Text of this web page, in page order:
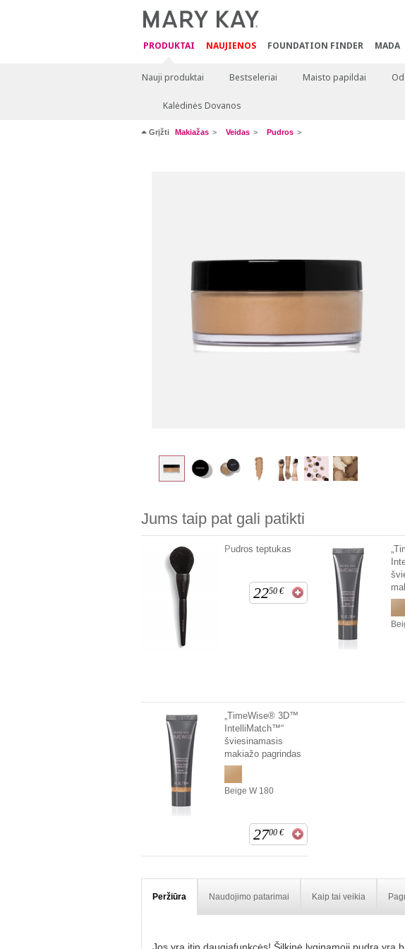
PRODUKTAI NAUJIENOS FOUNDATION FINDER MADA
Nauji produktai Bestseleriai Maisto papildai
Kalėdinės Dovanos
Grįžti Makiažas Veidas Pudros
Jums taip pat gali patikti
Pudros teptukas
2250 €
„TimeWise® 3D™
IntelliMatch™“
šviesinamasis
makiažo pagrindas
Beige W 180
2700 €
Peržiūra Naudojimo patarimai Kaip tai veikia